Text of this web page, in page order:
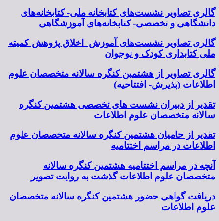
گالری تصاویر نشست‌های کتابخانه ملی- کتابخانه‌های
دانشگاهی و تخصصی- کتابخانه‌های آموزشگاهی
گالری تصاویر نشست‌های آموزش- اخلاق پژوهش-کمیته
ملی کتابداری کودک و نوجوان
گالری تصاویر از هشتمین کنگره سالانه متخصصان علوم
اطلاعات (پذیرش- افتتاحیه)
تقدیر از دبیران نشست های تخصصی هشتمین کنگره
سالانه متخصصان علوم اطلاعات
تقدیر از حامیان هشتمین کنگره سالانه متخصصان علوم
اطلاعات در مراسم اختتامیه
آنچه در مراسم اختتامیه هشتمین کنگره سالانه
متخصصان علوم اطلاعات گذشت به روایت تصویر
دریافت گواهی حضور هشتمین کنگره سالانه متخصصان
علوم اطلاعات